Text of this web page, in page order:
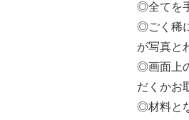
◎全てを
◎ごく稀
が写真と
◎画面上
だくかお
◎材料と